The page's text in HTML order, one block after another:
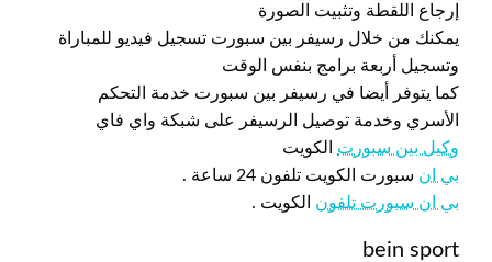
إرجاع اللقطة وتثبيت الصورة
يمكنك من خلال رسيفر بين سبورت تسجيل فيديو للمباراة
وتسجيل أربعة برامج بنفس الوقت
كما يتوفر أيضا في رسيفر بين سبورت خدمة التحكم
الأسري وخدمة توصيل الرسيفر على شبكة واي فاي
وكيل بين سبورت الكويت
بي ان سبورت الكويت تلفون 24 ساعة .
بي ان سبورت تلفون الكويت .
bein sport